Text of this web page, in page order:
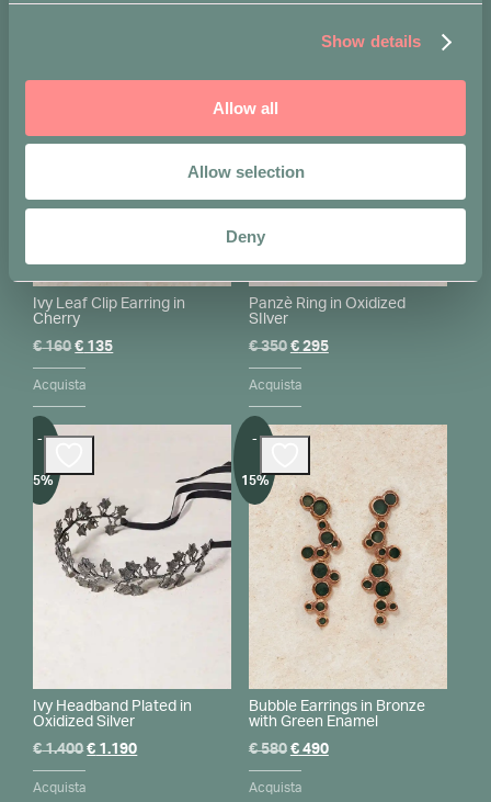
Show details
Allow all
Allow selection
Deny
15%
Ivy Leaf Clip Earring in
Cherry
€160Il
prezzo
originale
€ 135Il
Acquista
15%
Panzè Ring in Oxidized
SIlver
€350 Il
prezzo
originale
€295Il
Acquista
-
15%
Ivy Headband Plated in
Oxidized Silver
€1.400Il
€ 1.190Il
Acquista
-
15%
Bubble Earrings in Bronze
with Green Enamel
€580 Il
originale
€490Il
Acquista